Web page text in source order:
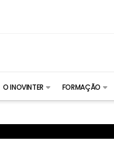
O INOVINTER FORMAÇÃO